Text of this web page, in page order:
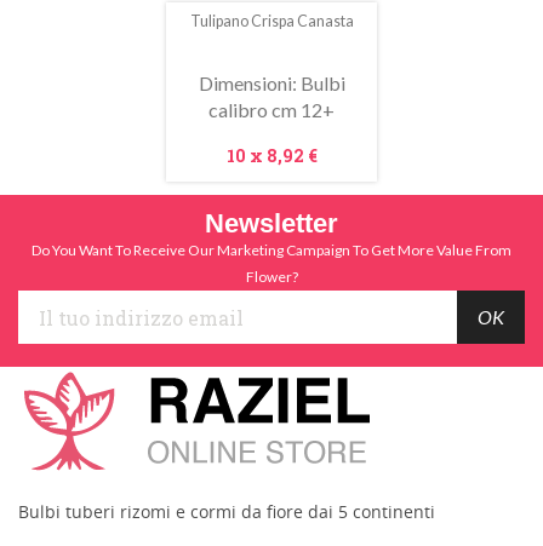
Tulipano Crispa Canasta
Dimensioni: Bulbi
calibro cm 12+
Prezzo
10 x 8,92 €
Newsletter
Do You Want To Receive Our Marketing Campaign To Get More Value From
Flower?
Bulbi tuberi rizomi e cormi da fiore dai 5 continenti